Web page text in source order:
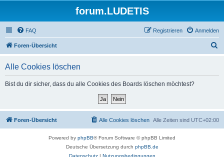
forum.LUDETIS
FAQ Anmelden
Registrieren
Foren-Übersicht
Alle Cookies löschen
Bist du dir sicher, dass du alle Cookies des Boards löschen möchtest?
Foren-Übersicht Alle Zeiten sind UTC+02:00
Alle Cookies löschen
Powered by phpBB® Forum Software © phpBB Limited
Deutsche Übersetzung durch phpBB.de
Datenschutz| Nutzungsbedingungen